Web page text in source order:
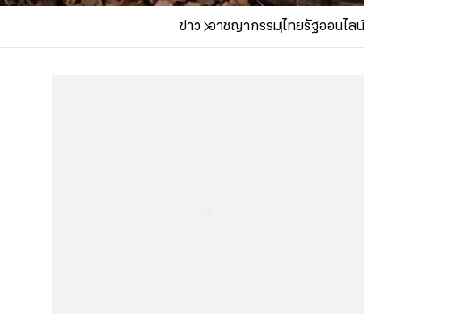
ข่าว อาชญากรรมไทยรัฐออนไลน์